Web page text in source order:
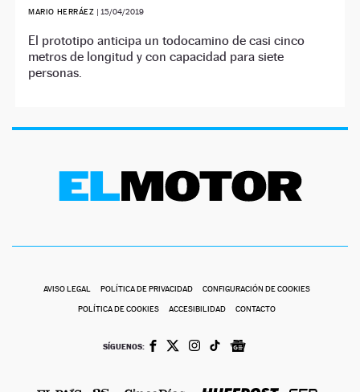
MARIO HERRÁEZ | 15/04/2019
El prototipo anticipa un todocamino de casi cinco
metros de longitud y con capacidad para siete
personas.
AVISO LEGAL POLÍTICA DE PRIVACIDAD CONFIGURACIÓN DE COOKIES
POLÍTICA DE COOKIES ACCESIBILIDAD CONTACTO
SÍGUENOS: